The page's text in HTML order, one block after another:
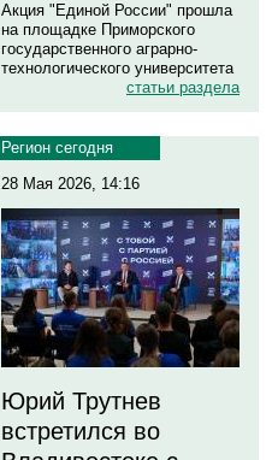
Акция "Единой России" прошла
на площадке Приморского
государственного аграрно-
технологического университета
статьи раздела
Регион сегодня
28 Мая 2026, 14:16
Юрий Трутнев
встретился во